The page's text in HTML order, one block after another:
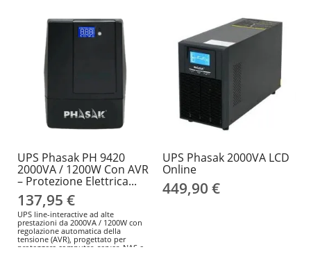
compatta e affidabile per casa, smart
working e piccolo ufficio.
UPS Phasak PH 9420
2000VA / 1200W Con AVR
– Protezione Elettrica...
137,95 €
UPS line-interactive ad alte
prestazioni da 2000VA / 1200W con
regolazione automatica della
tensione (AVR), progettato per
proteggere computer, server, NAS e
UPS Phasak 2000VA LCD
Online
449,90 €